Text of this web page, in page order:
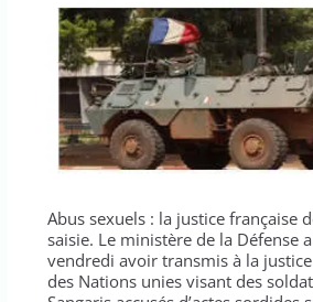
Abus sexuels : la justice française
saisie. Le ministère de la Défense
vendredi avoir transmis à la
des Nations unies visant des